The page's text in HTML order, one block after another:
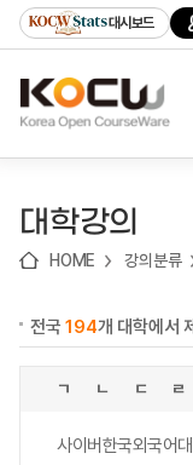
기
기
기
content)
가
대시보드
대학강의
HOME 강의분류
전국194개 대학에서
ㄱ ㄴ ㄷ ㄹ
사이버한국외국어